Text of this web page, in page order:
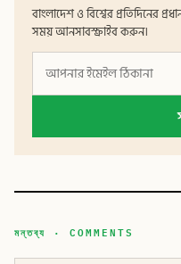
বাংলাদেশ ও বিশ্বের প্রতিদিনের
সময় আনসাবস্ক্রাইব করুন।
মন্তব্য · COMMENTS